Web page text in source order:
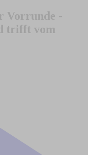
Vorrunde -
trifft vom